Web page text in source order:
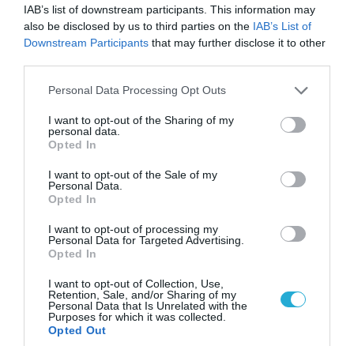
IAB’s list of downstream participants. This information may
also be disclosed by us to third parties on the IAB’s List of
Downstream Participants that may further disclose it to other
Please note that this website/app uses one or more Google
not limited to your visit or usage behaviour. You may click to
grant or deny consent to Google and its third-party tags to
use your data for below specified purposes in below Google
consent section.
Personal Data Processing Opt Outs
I want to opt-out of the Sharing of my
personal data.
Opted In
I want to opt-out of the Sale of my
Personal Data.
Opted In
I want to opt-out of processing my
Personal Data for Targeted Advertising.
Opted In
I want to opt-out of Collection, Use,
Retention, Sale, and/or Sharing of my
Personal Data that Is Unrelated with the
Purposes for which it was collected.
Opted Out
ΠΟΛΙΤΙΚΗ
08.08.2026 | 09:02
«Η απόλυτη τραγωδία»: Η «αιχμηρή» ανάρτηση
του Αρκά για τα τατουάζ (φωτο)